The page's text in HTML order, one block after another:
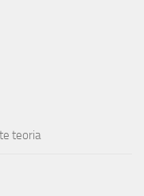
teoria